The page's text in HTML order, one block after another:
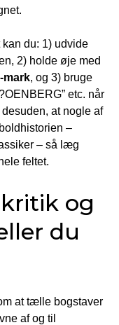
du: 1) udvide
2) holde øje med
-mark, og 3) bruge
etc. når
at nogle af
–
– så læg
feltet.
og
du
at tælle bogstaver
af og til